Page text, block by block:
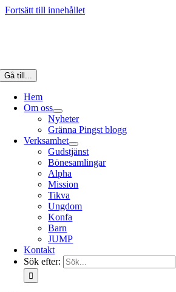
Fortsätt till innehållet
Gå till...
Hem
Om oss
Nyheter
Gränna Pingst blogg
Verksamhet
Gudstjänst
Bönesamlingar
Alpha
Mission
Tikva
Ungdom
Konfa
Barn
JUMP
Kontakt
Sök efter: